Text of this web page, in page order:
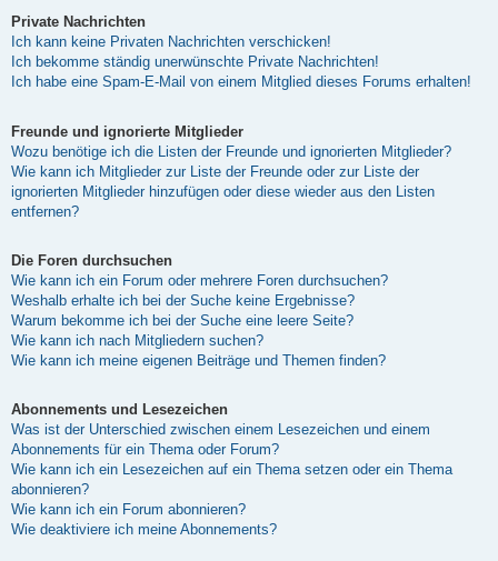
Private Nachrichten
Ich kann keine Privaten Nachrichten verschicken!
Ich bekomme ständig unerwünschte Private Nachrichten!
Ich habe eine Spam-E-Mail von einem Mitglied dieses Forums erhalten!
Freunde und ignorierte Mitglieder
Wozu benötige ich die Listen der Freunde und ignorierten Mitglieder?
Wie kann ich Mitglieder zur Liste der Freunde oder zur Liste der
ignorierten Mitglieder hinzufügen oder diese wieder aus den Listen
entfernen?
Die Foren durchsuchen
Wie kann ich ein Forum oder mehrere Foren durchsuchen?
Weshalb erhalte ich bei der Suche keine Ergebnisse?
Warum bekomme ich bei der Suche eine leere Seite?
Wie kann ich nach Mitgliedern suchen?
Wie kann ich meine eigenen Beiträge und Themen finden?
Abonnements und Lesezeichen
Was ist der Unterschied zwischen einem Lesezeichen und einem
Abonnements für ein Thema oder Forum?
Wie kann ich ein Lesezeichen auf ein Thema setzen oder ein Thema
abonnieren?
Wie kann ich ein Forum abonnieren?
Wie deaktiviere ich meine Abonnements?